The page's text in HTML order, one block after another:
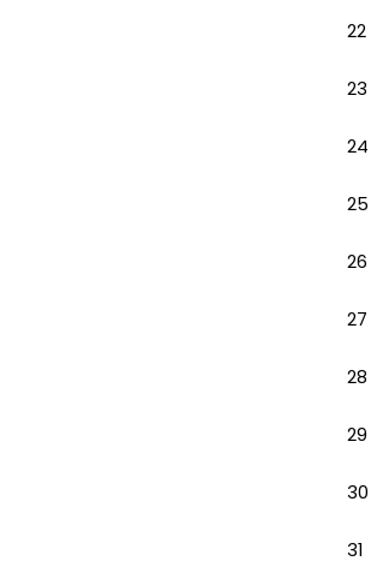
22
23
24
25
26
27
28
29
30
31